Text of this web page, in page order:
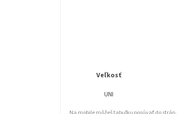
Veľkosť
UNI